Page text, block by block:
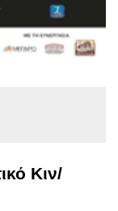
Κιν/